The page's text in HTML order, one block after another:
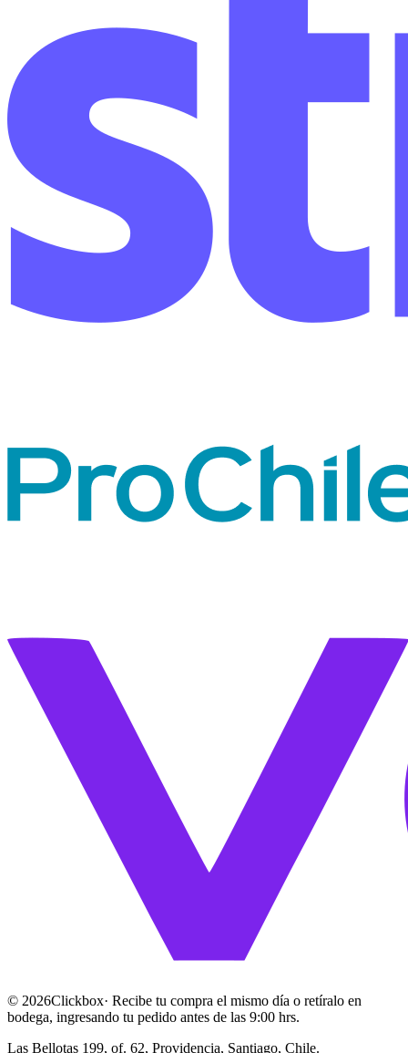
© 2026Clickbox· Recibe tu compra el mismo día o retíralo en
bodega, ingresando tu pedido antes de las 9:00 hrs.
Las Bellotas 199, of. 62, Providencia, Santiago, Chile.